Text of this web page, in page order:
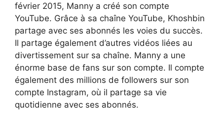
février 2015, Manny a créé son compte
YouTube. Grâce à sa chaîne YouTube, Khoshbin
partage avec ses abonnés les voies du succès.
Il partage également d’autres vidéos liées au
divertissement sur sa chaîne. Manny a une
énorme base de fans sur son compte. Il compte
également des millions de followers sur son
compte Instagram, où il partage sa vie
quotidienne avec ses abonnés.